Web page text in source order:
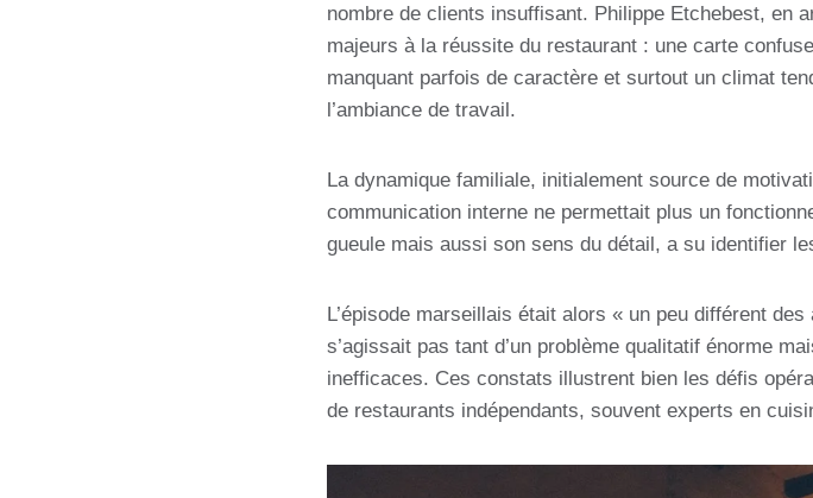
nombre de clients insuffisant. Philippe Etchebest, en
majeurs à la réussite du restaurant : une carte
manquant parfois de caractère et surtout un climat
l’ambiance de travail.
La dynamique familiale, initialement source de
communication interne ne permettait plus un
gueule mais aussi son sens du détail, a su identifier
L’épisode marseillais était alors « un peu différent
s’agissait pas tant d’un problème qualitatif énorme
inefficaces. Ces constats illustrent bien les défis
de restaurants indépendants, souvent experts en